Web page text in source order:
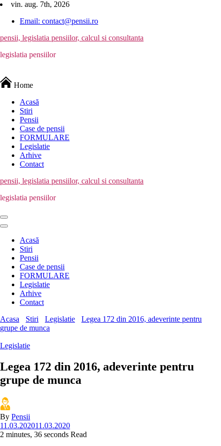
Skip
content
vin. aug. 7th, 2026
Email: contact@pensii.ro
pensii, legislatia pensiilor, calcul si consultanta
legislatia pensiilor
Home
Acasă
Stiri
Pensii
Case de pensii
FORMULARE
Legislatie
Arhive
Contact
pensii, legislatia pensiilor, calcul si consultanta
legislatia pensiilor
Acasă
Stiri
Pensii
Case de pensii
FORMULARE
Legislatie
Arhive
Contact
Acasa
Stiri Legislatie
Legea 172 din 2016, adeverinte pentru
grupe de munca
Legislatie
Legea 172 din 2016, adeverinte pentru
grupe de munca
By Pensii
11.03.202011.03.2020
2 minutes, 36 seconds Read